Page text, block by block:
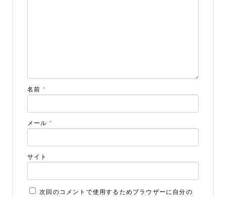
名前 *
メール *
サイト
次回のコメントで使用するためブラウザーに自分の